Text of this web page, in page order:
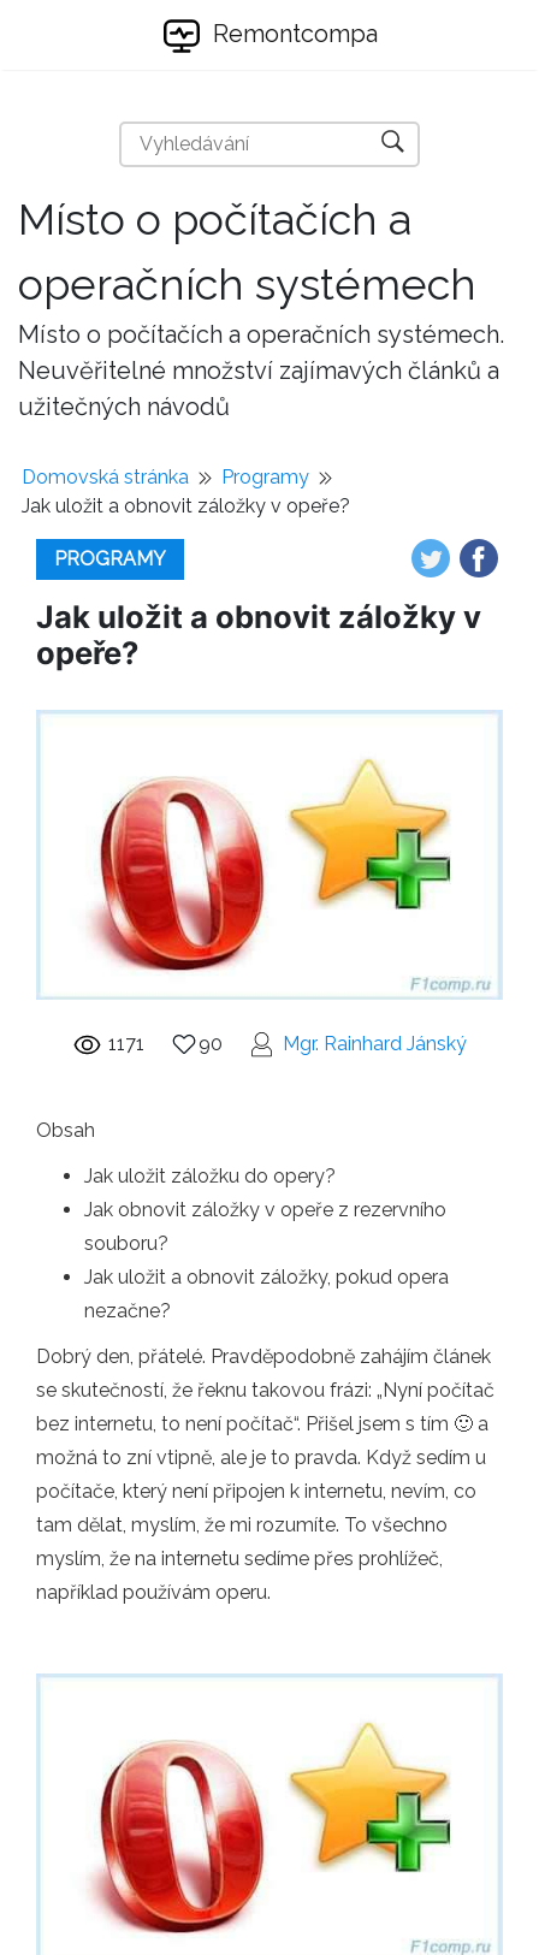
Remontcompa
Místo o počítačích a
operačních systémech
Místo o počítačích a operačních systémech.
Neuvěřitelné množství zajímavých článků a
užitečných návodů
Domovská stránka
Programy
Jak uložit a obnovit záložky v opeře?
PROGRAMY
Jak uložit a obnovit záložky v
opeře?
1171 90 Mgr. Rainhard Jánský
Obsah
Jak uložit záložku do opery?
Jak obnovit záložky v opeře z rezervního
souboru?
Jak uložit a obnovit záložky, pokud opera
nezačne?
Dobrý den, přátelé. Pravděpodobně zahájím článek
se skutečností, že řeknu takovou frázi: „Nyní počítač
bez internetu, to není počítač“. Přišel jsem s tím 🙂 a
možná to zní vtipně, ale je to pravda. Když sedím u
počítače, který není připojen k internetu, nevím, co
tam dělat, myslím, že mi rozumíte. To všechno
myslím, že na internetu sedíme přes prohlížeč,
například používám operu.